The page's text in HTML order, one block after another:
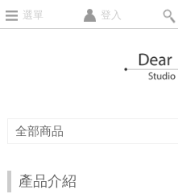
選單 登入
全部商品
產品介紹